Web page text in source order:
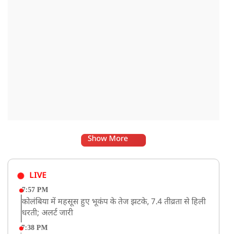
Show More
LIVE
7:57 PM
कोलंबिया में महसूस हुए भूकंप के तेज झटके, 7.4 तीव्रता से हिली
धरती; अलर्ट जारी
7:38 PM